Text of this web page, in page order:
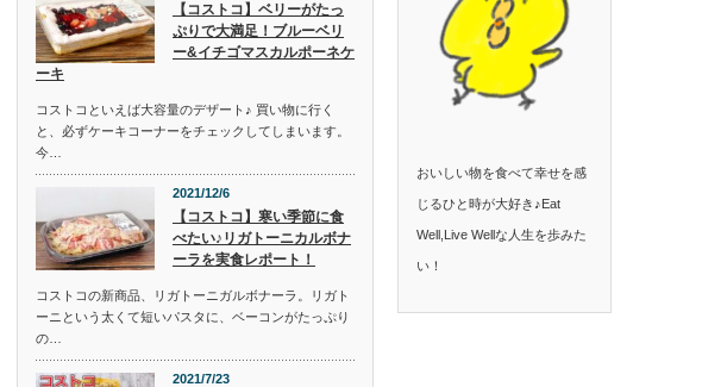
【コストコ】ベリーがたっ
ぷりで大満足！ブルーベリ
ー&イチゴマスカルポーネケ
ーキ
コストコといえば大容量のデザート♪ 買い物に行く
と、必ずケーキコーナーをチェックしてしまいます。
今…
2021/12/6
【コストコ】寒い季節に食
べたい♪リガトーニカルボナ
ーラを実食レポート！
コストコの新商品、リガトーニガルボナーラ。リガト
ーニという太くて短いパスタに、ベーコンがたっぷり
の…
2021/7/23
おいしい物を食べて幸せを感
じるひと時が大好き♪Eat
Well,Live Wellな人生を歩みた
い！